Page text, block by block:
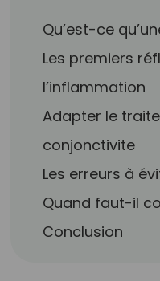
Qu’est-ce
Les premiers
l’inflammation
Adapter le
conjonctivite
Les erreurs à
Quand faut-il
Conclusion